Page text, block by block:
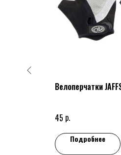
Велоперчатки
45 р.
Подробнее